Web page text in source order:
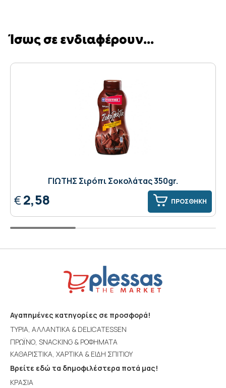
Ίσως σε ενδιαφέρουν...
ΓΙΩΤΗΣ Σιρόπι Σοκολάτας 350gr.
€2,58 ΠΡΟΣΘΗΚΗ
Αγαπημένες κατηγορίες σε προσφορά!
ΤΥΡΙΑ, ΑΛΛΑΝΤΙΚΑ & DELICATESSEN
ΠΡΩΪΝΟ, SNACKING & ΡΟΦΗΜΑΤΑ
ΚΑΘΑΡΙΣΤΙΚΑ, ΧΑΡΤΙΚΑ & ΕΙΔΗ ΣΠΙΤΙΟΥ
Βρείτε εδώ τα δημοφιλέστερα ποτά μας!
ΚΡΑΣΙΑ